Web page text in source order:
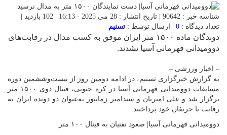
شناسه خبر : 90642 | تاریخ انتشار : 28 می 2025 - 16:13 | 102 بازدید |
تعداد دیدگاه : 0 | ارسال توسط : تسنیم
دوندگان ماده ۱۵۰۰ متر ایران موفق به کسب مدال در رقابت‌های
دوومیدانی قهرمانی آسیا نشدند.
– اخبار ورزشی –
به گزارش خبرگزاری تسنیم، در ادامه دومین روز از بیست‌وششمین دوره
مسابقات دوومیدانی قهرمانی آسیا در کره جنوبی، فینال دوی ۱۵۰۰ متر
برگزار شد و علی امیریان و سیدامیر زمانپور به‌عنوان دو دونده ایران به
رقابت با حریفان خود پرداختند.
دوومیدانی قهرمانی آسیا| صعود تفتیان به فینال ۱۰۰ متر